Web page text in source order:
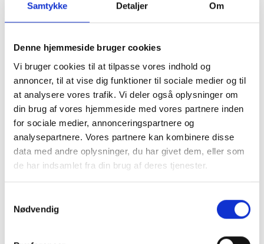
Samtykke Detaljer Om
Denne hjemmeside bruger cookies
Vi bruger cookies til at tilpasse vores indhold og
annoncer, til at vise dig funktioner til sociale medier og til
at analysere vores trafik. Vi deler også oplysninger om
din brug af vores hjemmeside med vores partnere inden
for sociale medier, annonceringspartnere og
analysepartnere. Vores partnere kan kombinere disse
data med andre oplysninger, du har givet dem, eller som
de har indsamlet fra din brug af deres tjenester.
personoplysninger i vores privatlivspolitik, som du
Nødvendig
Første løb kl. 17.00
Køb billetter her